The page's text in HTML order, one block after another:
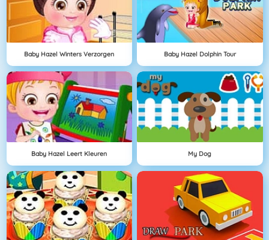
Baby Hazel Winters Verzorgen Baby Hazel Dolphin Tour
Baby Hazel Leert Kleuren My Dog